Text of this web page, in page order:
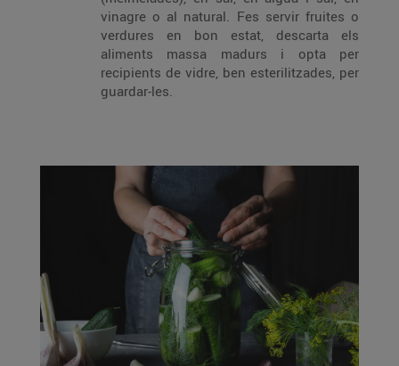
vinagre o al natural. Fes servir fruites o
verdures en bon estat, descarta els
aliments massa madurs i opta per
recipients de vidre, ben esterilitzades, per
guardar-les.